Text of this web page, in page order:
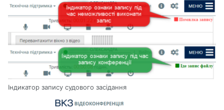
Індикатор запису судового засідання